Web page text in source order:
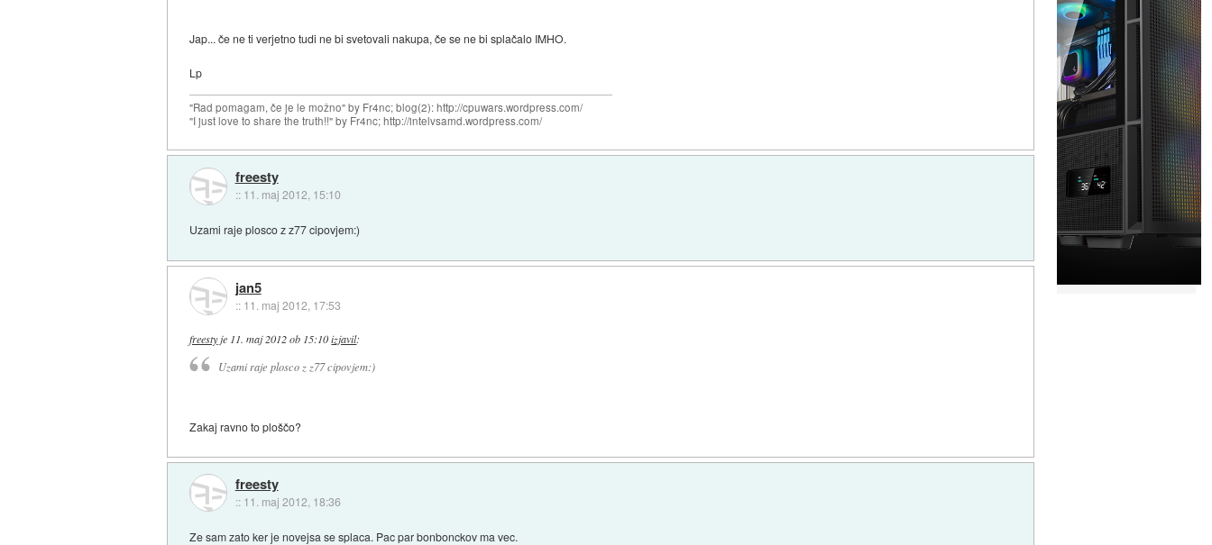
Jap... če ne ti verjetno tudi ne bi svetovali nakupa, če se ne bi splačalo IMHO.
Lp
"Rad pomagam, če je le možno" by Fr4nc; blog(2): http://cpuwars.wordpress.com/
"I just love to share the truth!!" by Fr4nc; http://intelvsamd.wordpress.com/
freesty
:: 11. maj 2012, 15:10
Uzami raje plosco z z77 cipovjem:)
jan5
:: 11. maj 2012, 17:53
freestyje 11. maj 2012 ob 15:10 izjavil:
Uzami raje plosco z z77 cipovjem:)
Zakaj ravno to ploščo?
freesty
:: 11. maj 2012, 18:36
Ze sam zato ker je novejsa se splaca. Pac par bonbonckov ma vec.